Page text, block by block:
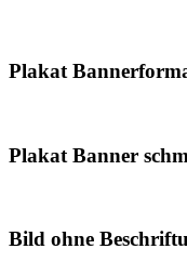
Plakat
Plakat Banner
Bild ohne